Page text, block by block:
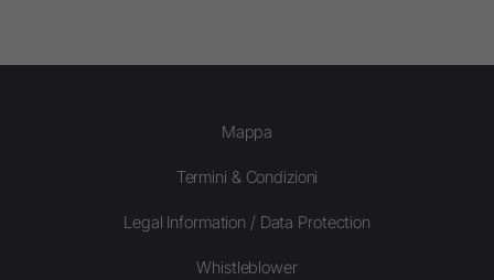
Mappa
Termini & Condizioni
Legal Information / Data Protection
Whistleblower